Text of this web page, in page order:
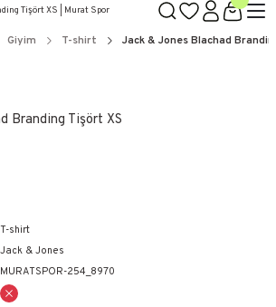
Giyim T-shirt Jack & Jones Blachad
Branding Tişört XS
T-shirt
Jack & Jones
MURATSPOR-254_8970